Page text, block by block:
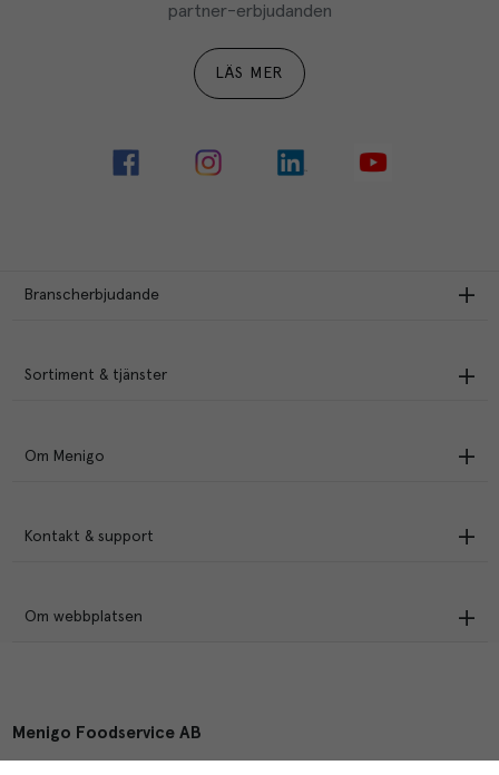
partner-erbjudanden
LÄS MER
Branscherbjudande
Sortiment & tjänster
Om Menigo
Kontakt & support
Om webbplatsen
Menigo Foodservice AB